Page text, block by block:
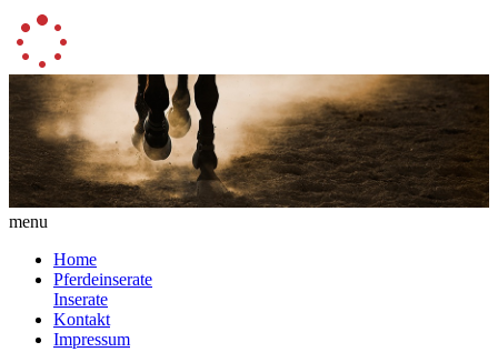
menu
Home
Pferdeinserate
Inserate
Kontakt
Impressum